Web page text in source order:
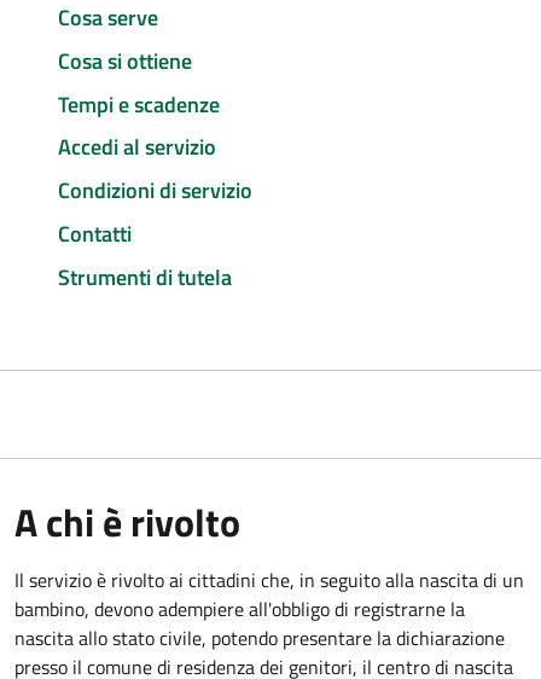
Cosa serve
Cosa si ottiene
Tempi e scadenze
Accedi al servizio
Condizioni di servizio
Contatti
Strumenti di tutela
A chi è rivolto
Il servizio è rivolto ai cittadini che, in seguito alla nascita di un
bambino, devono adempiere all'obbligo di registrarne la
nascita allo stato civile, potendo presentare la dichiarazione
presso il comune di residenza dei genitori, il centro di nascita